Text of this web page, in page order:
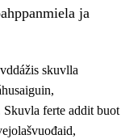
ja
skuvlla
ferte addit buot